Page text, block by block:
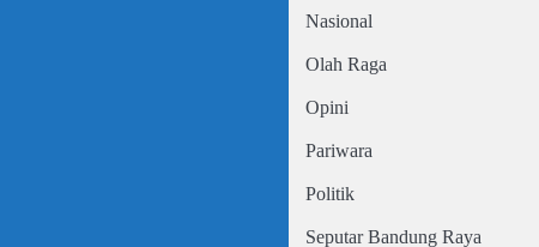
Nasional
Olah Raga
Opini
Pariwara
Politik
Seputar Bandung Raya